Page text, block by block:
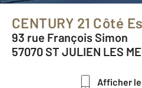
CENTURY 21 Côté
93 rue François Simon
57070 ST JULIEN LES
Afficher